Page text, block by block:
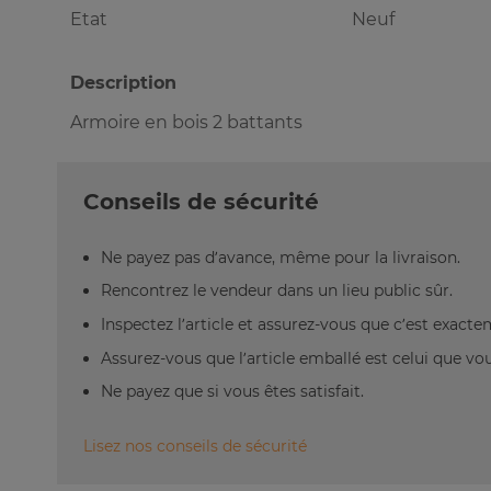
Etat
Neuf
Description
Armoire en bois 2 battants
Conseils de sécurité
Ne payez pas d’avance, même pour la livraison.
Rencontrez le vendeur dans un lieu public sûr.
Inspectez l’article et assurez-vous que c’est
Assurez-vous que l’article emballé est celui que
Ne payez que si vous êtes satisfait.
Lisez nos conseils de sécurité